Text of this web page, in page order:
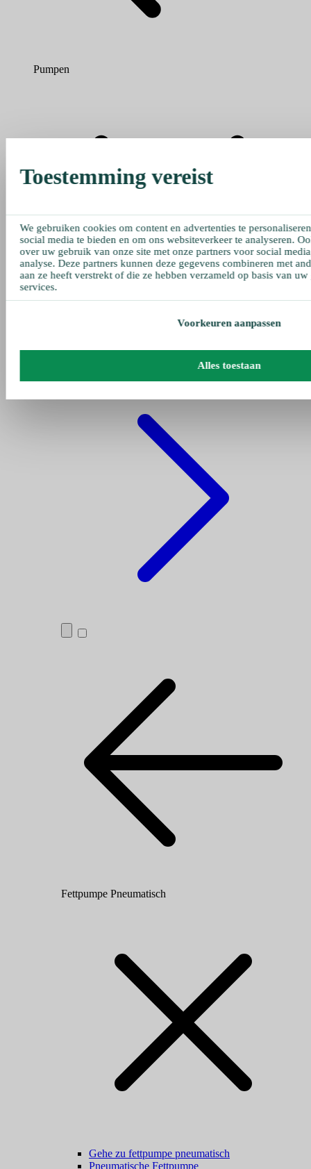
Pumpen
Fettpumpe Pneumatisch
Gehe zu fettpumpe pneumatisch
Pneumatische Fettpumpe
Toestemming vereist
We gebruiken cookies om content en advertenties te
social media te bieden en om ons websiteverkeer te analyseren.
over uw gebruik van onze site met onze partners voor social
analyse. Deze partners kunnen deze gegevens combineren met
aan ze heeft verstrekt of die ze hebben verzameld op basis van
services.
Voorkeuren aanpassen
Alles toestaan